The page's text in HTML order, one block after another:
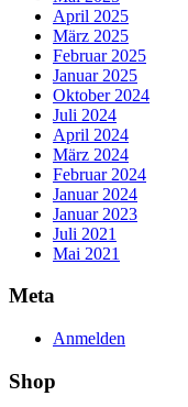
April 2025
März 2025
Februar 2025
Januar 2025
Oktober 2024
Juli 2024
April 2024
März 2024
Februar 2024
Januar 2024
Januar 2023
Juli 2021
Mai 2021
Meta
Anmelden
Shop